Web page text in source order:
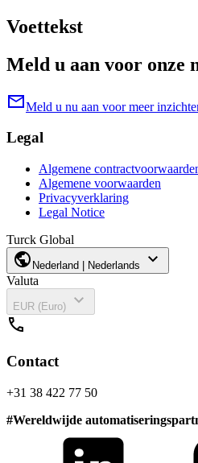
Voettekst
Meld u aan voor onze
mailMeld u nu aan voor meer
Legal
Algemene
Algemene voorwaarden
Privacyverklaring
Legal Notice
Turck Global
public Nederland | Nederlands expand_more
Valuta
EUR (Euro)
expand_more
call
Contact
+31 38 422 77 50
#Wereldwijde